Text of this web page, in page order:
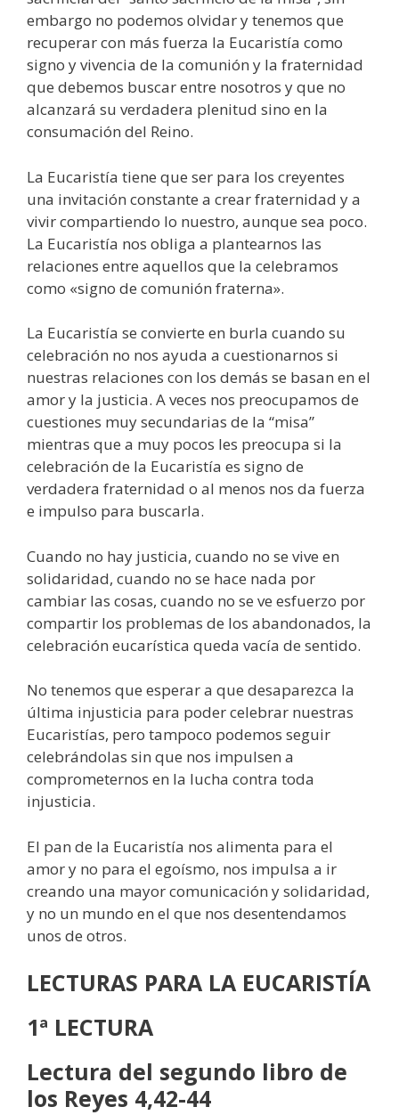
embargo no podemos olvidar y tenemos que
recuperar con más fuerza la Eucaristía como
signo y vivencia de la comunión y la fraternidad
que debemos buscar entre nosotros y que no
alcanzará su verdadera plenitud sino en la
consumación del Reino.
La Eucaristía tiene que ser para los creyentes
una invitación constante a crear fraternidad y a
vivir compartiendo lo nuestro, aunque sea poco.
La Eucaristía nos obliga a plantearnos las
relaciones entre aquellos que la celebramos
como «signo de comunión fraterna».
La Eucaristía se convierte en burla cuando su
celebración no nos ayuda a cuestionarnos si
nuestras relaciones con los demás se basan en el
amor y la justicia. A veces nos preocupamos de
cuestiones muy secundarias de la “misa”
mientras que a muy pocos les preocupa si la
celebración de la Eucaristía es signo de
verdadera fraternidad o al menos nos da fuerza
e impulso para buscarla.
Cuando no hay justicia, cuando no se vive en
solidaridad, cuando no se hace nada por
cambiar las cosas, cuando no se ve esfuerzo por
compartir los problemas de los abandonados, la
celebración eucarística queda vacía de sentido.
No tenemos que esperar a que desaparezca la
última injusticia para poder celebrar nuestras
Eucaristías, pero tampoco podemos seguir
celebrándolas sin que nos impulsen a
comprometernos en la lucha contra toda
injusticia.
El pan de la Eucaristía nos alimenta para el
amor y no para el egoísmo, nos impulsa a ir
creando una mayor comunicación y solidaridad,
y no un mundo en el que nos desentendamos
unos de otros.
LECTURAS PARA LA EUCARISTÍA
1ª LECTURA
Lectura del segundo libro de
los Reyes 4,42-44